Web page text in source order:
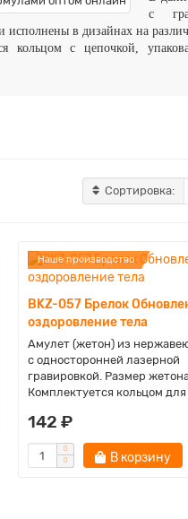
с
исполнены в дизайнах на
кольцом с цепочкой,
Сортировка:
Наше производство
BKZ-057 Брелок
оздоровление тела
Амулет (жетон) из
с односторонней лазерной
гравировкой. Размер
Комплектуется кольцом
142 ₽
В корзину